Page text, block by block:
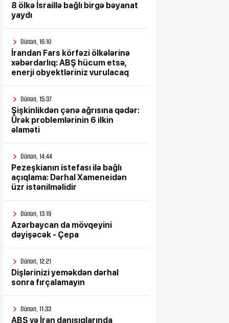
8 ölkə İsraillə bağlı birgə bəyanat
yaydı
Dünən, 16:10
İrandan Fars körfəzi ölkələrinə
xəbərdarlıq: ABŞ hücum etsə,
enerji obyektləriniz vurulacaq
Dünən, 15:37
Şişkinlikdən çənə ağrısına qədər:
Ürək problemlərinin 6 ilkin
əlaməti
Dünən, 14:44
Pezeşkianın istefası ilə bağlı
açıqlama: Dərhal Xameneidən
üzr istənilməlidir
Dünən, 13:19
Azərbaycan da mövqeyini
dəyişəcək - Çepa
Dünən, 12:21
Dişlərinizi yeməkdən dərhal
sonra fırçalamayın
Dünən, 11:33
ABŞ və İran danışıqlarında